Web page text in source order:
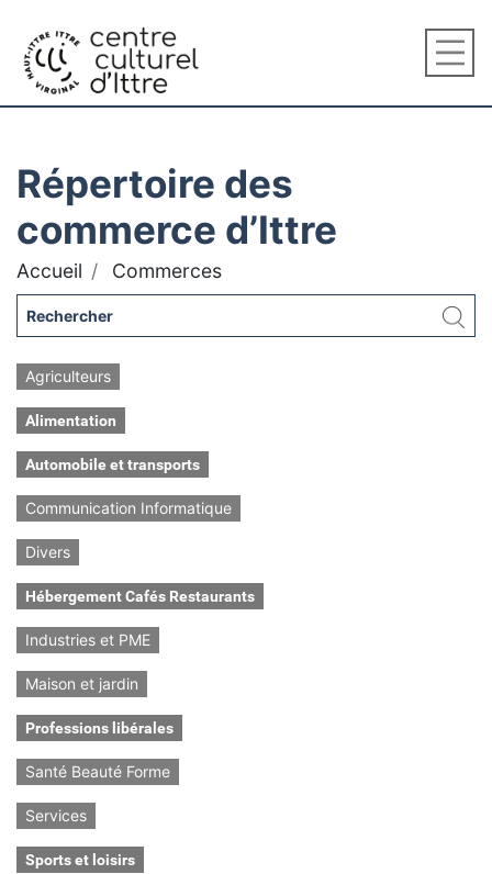
Répertoire des
commerce d’Ittre
Accueil Commerces
Agriculteurs
Alimentation
Automobile et transports
Communication Informatique
Divers
Hébergement Cafés Restaurants
Industries et PME
Maison et jardin
Professions libérales
Santé Beauté Forme
Services
Sports et loisirs